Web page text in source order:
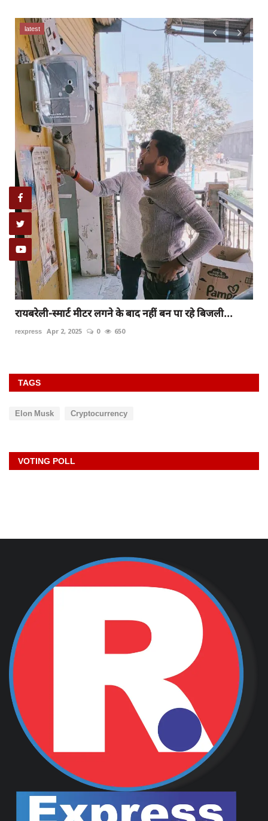
latest
रायबरेली-स्मार्ट मीटर लगने के बाद नहीं बन पा रहे बिजली...
rexpress Apr 2, 2025 0 650
TAGS
Elon Musk Cryptocurrency
VOTING POLL